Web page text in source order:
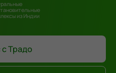
из Индии
с Традо